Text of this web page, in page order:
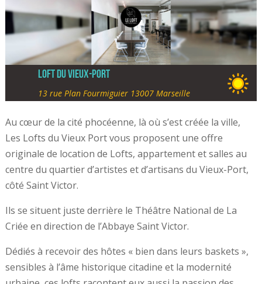
Loft du Vieux-Port
13 rue Plan Fourmiguier 13007 Marseille
Au cœur de la cité phocéenne, là où s’est créée la ville,
Les Lofts du Vieux Port vous proposent une offre
originale de location de Lofts, appartement et salles au
centre du quartier d’artistes et d’artisans du Vieux-Port,
côté Saint Victor.
Ils se situent juste derrière le Théâtre National de La
Criée en direction de l’Abbaye Saint Victor.
Dédiés à recevoir des hôtes « bien dans leurs baskets »,
sensibles à l’âme historique citadine et la modernité